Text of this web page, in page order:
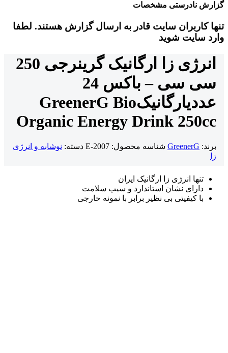
گزارش نادرستی مشخصات
تنها کاربران سایت قادر به ارسال گزارش هستند. لطفا
وارد سایت شوید
انرژی زا ارگانیک گرینرجی 250
سی سی – باکس 24
عددیارگانیکGreenerG Bio
Organic Energy Drink 250cc
برند: GreenerG شناسه محصول: E-2007 دسته: نوشابه و انرژی
زا
تنها انرژی زا ارگانیک ایران
دارای نشان استاندارد و سیب سلامت
با کیفیتی بی نظیر برابر با نمونه خارجی